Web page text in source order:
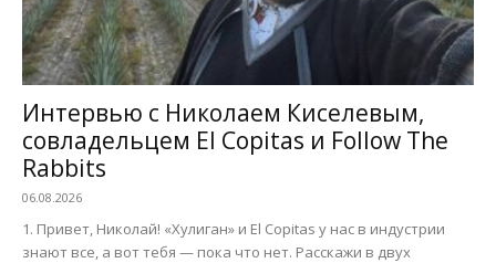
Интервью с Николаем Киселевым,
совладельцем El Copitas и Follow The
Rabbits
06.08.2026
1. Привет, Николай! «Хулиган» и El Copitas у нас в индустрии
знают все, а вот тебя — пока что нет. Расскажи в двух